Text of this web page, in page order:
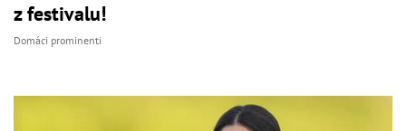
z festivalu!
Domáci prominenti